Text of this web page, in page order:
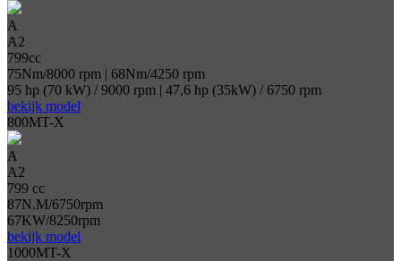
A
A2
799cc
75Nm/8000 rpm | 68Nm/4250 rpm
95 hp (70 kW) / 9000 rpm | 47,6 hp (35kW) / 6750 rpm
bekijk model
800MT-X
A
A2
799 cc
87N.M/6750rpm
67KW/8250rpm
bekijk model
1000MT-X